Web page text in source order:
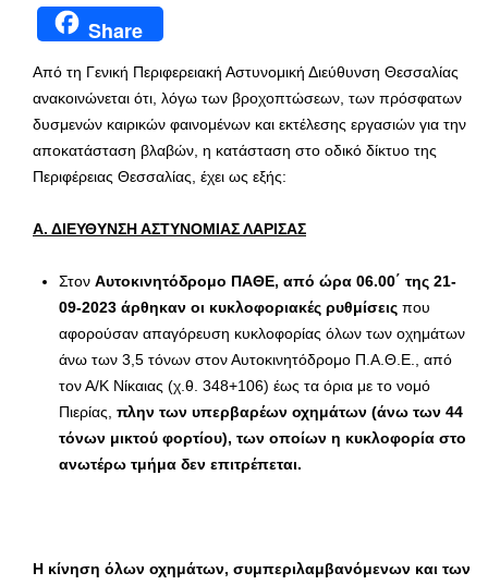
Share
Από τη Γενική Περιφερειακή Αστυνομική Διεύθυνση Θεσσαλίας
ανακοινώνεται ότι, λόγω των βροχοπτώσεων, των πρόσφατων
δυσμενών καιρικών φαινομένων και εκτέλεσης εργασιών για την
αποκατάσταση βλαβών, η κατάσταση στο οδικό δίκτυο της
Περιφέρειας Θεσσαλίας, έχει ως εξής:
Α. ΔΙΕΥΘΥΝΣΗ ΑΣΤΥΝΟΜΙΑΣ ΛΑΡΙΣΑΣ
Στον Αυτοκινητόδρομο ΠΑΘΕ, από ώρα 06.00΄ της 21-
09-2023 άρθηκαν οι κυκλοφοριακές ρυθμίσεις που
αφορούσαν απαγόρευση κυκλοφορίας όλων των οχημάτων
άνω των 3,5 τόνων στον Αυτοκινητόδρομο Π.Α.Θ.Ε., από
τον Α/Κ Νίκαιας (χ.θ. 348+106) έως τα όρια με το νομό
Πιερίας, πλην των υπερβαρέων οχημάτων (άνω των 44
τόνων μικτού φορτίου), των οποίων η κυκλοφορία στο
ανωτέρω τμήμα δεν επιτρέπεται.
Η κίνηση όλων οχημάτων, συμπεριλαμβανόμενων και των